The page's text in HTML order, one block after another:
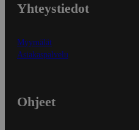
Yhteystiedot
Myymälät
Asiakaspalvelu
Ohjeet